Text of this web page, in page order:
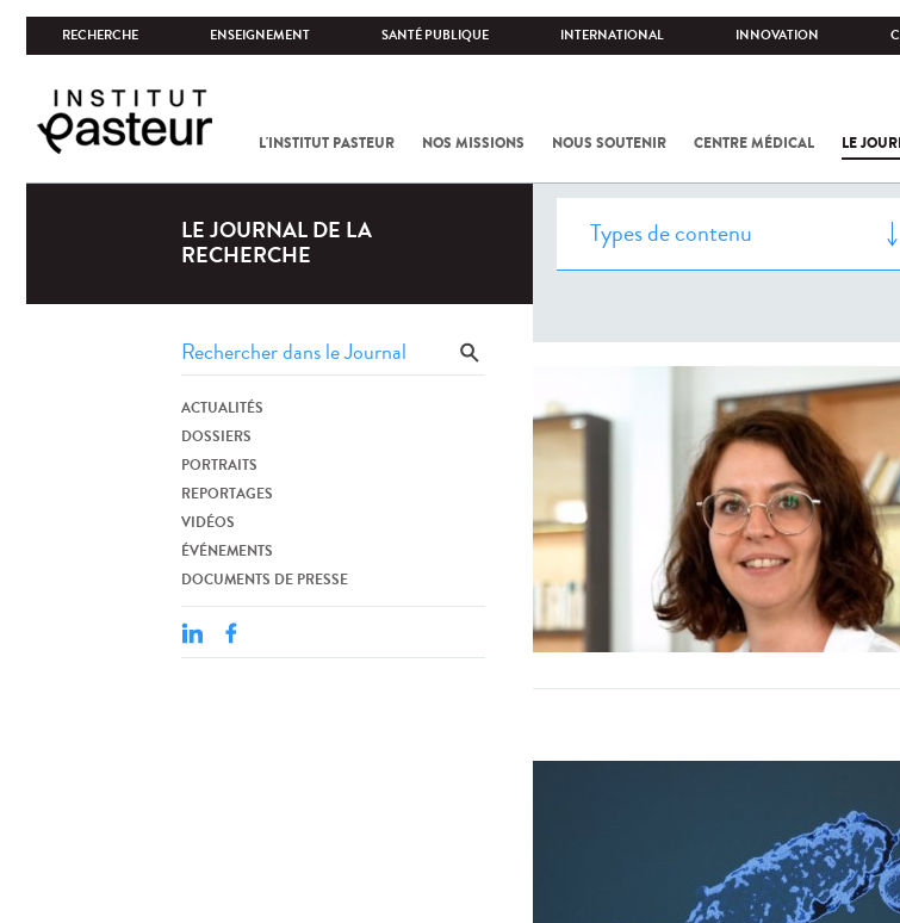
RECHERCHE ENSEIGNEMENT SANTÉ PUBLIQUE INTERNATIONAL INNOVATION
L'INSTITUT PASTEUR NOS MISSIONS NOUS SOUTENIR CENTRE MÉDICAL LE
LE JOURNAL DE LA
RECHERCHE
ACTUALITÉS
DOSSIERS
PORTRAITS
REPORTAGES
VIDÉOS
ÉVÉNEMENTS
DOCUMENTS DE PRESSE